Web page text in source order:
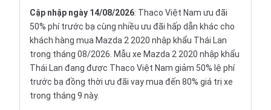
Cập nhập ngày 14/08/2026: Thaco Việt Nam ưu đãi
50% phí trước bạ cùng nhiều ưu đãi hấp dẫn khác cho
khách hàng mua Mazda 2 2020 nhập khẩu Thái Lan
trong tháng 08/2026. Mẫu xe Mazda 2 2020 nhập khẩu
Thái Lan đang được Thaco Việt Nam giảm 50% lệ phí
trước bạ đồng thời ưu đãi vay mua đến 80% giá trị xe
trong tháng 9 này.